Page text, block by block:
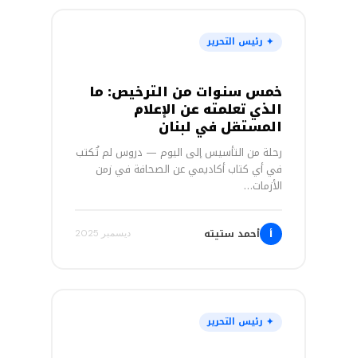
✦ رئيس التحرير
خمس سنوات من الترخيص: ما
الذي تعلمته عن الإعلام
المستقل في لبنان
رحلة من التأسيس إلى اليوم — دروس لم تُكتب
في أي كتاب أكاديمي عن الصحافة في زمن
الأزمات…
أ أحمد ستيته ديسمبر 2025
✦ رئيس التحرير